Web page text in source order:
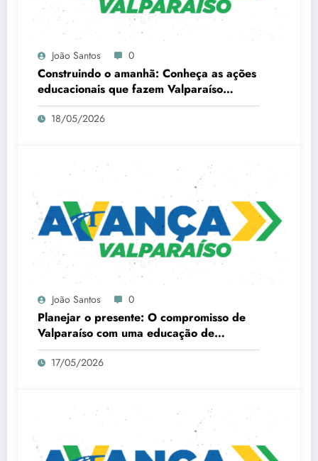
João Santos 0
Construindo o amanhã: Conheça as ações
educacionais que fazem Valparaíso
avançar
18/05/2026
João Santos 0
Planejar o presente: O compromisso de
Valparaíso com uma educação de
qualidade
17/05/2026